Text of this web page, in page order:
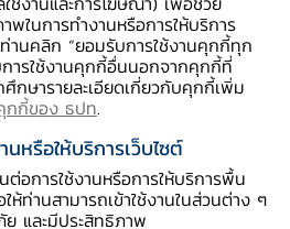
แห่งประเทศไทยและธนาคาร
ร่วมลงนาม MOU เพื่อยก
ดภัยไซเบอร์และการป้องกัน
ฉบับที่ : แถลงข่าวร่วม
ระหว่างประเทศ
ในการทำงานหรือการให้บริการ
านคลิก “ยอมรับการใช้งานคุกกี้ทุก
ารใช้งานคุกกี้อื่นนอกจากคุกกี้ที่
กษารายละเอียดเกี่ยวกับคุกกี้เพิ่ม
กกี้ของ ธปท.
หรือให้บริการเว็บไซต์
อการใช้งานหรือการให้บริการพื้น
ห้ท่านสามารถเข้าใช้งานในส่วนต่าง ๆ
ย และมีประสิทธิภาพ